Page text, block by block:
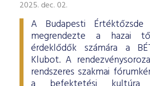
ESG Útmutató
2025. dec. 02.
A Budapesti Értéktőzsde
megrendezte a hazai
érdeklődők számára a
Klubot. A
rendszeres szakmai